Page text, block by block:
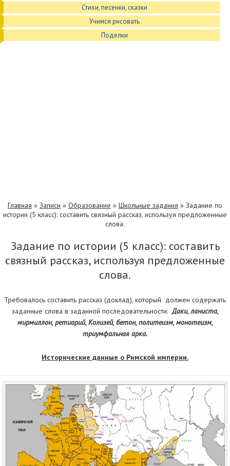
Стихи, песенки, сказки
Учимся рисовать
Поделки
Главная » Записи » Образование » Школьные задания » Задание по
истории (5 класс): составить связный рассказ, используя предложенные
слова.
Задание по истории (5 класс): составить
связный рассказ, используя предложенные
слова.
Требовалось составить рассказ (доклад), который должен содержать
заданные слова в заданной последовательности:Даки, ланиста,
мирмиллон, ретиарий, Колизей, бетон, политеизм, монотеизм,
триумфальная арка.
Исторические данные о Римской империи.